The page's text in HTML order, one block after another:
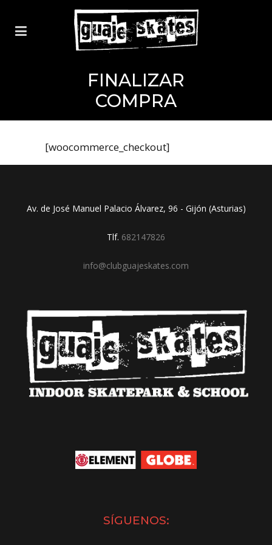
FINALIZAR
COMPRA
[woocommerce_checkout]
Av. de José Manuel Palacio Álvarez, 96 - Gijón (Asturias)
Tlf. 682147826
info@clubguajeskates.com
SÍGUENOS: